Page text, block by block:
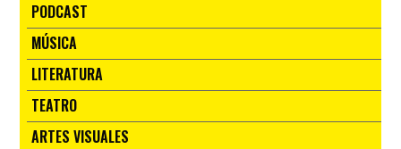
PODCAST
MÚSICA
LITERATURA
TEATRO
ARTES VISUALES